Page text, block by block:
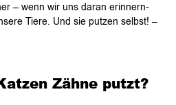
– wenn wir uns daran erinnern-
Tiere. Und sie putzen selbst! –
Zähne putzt?